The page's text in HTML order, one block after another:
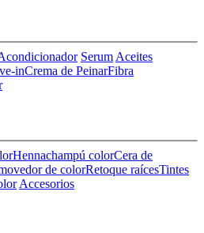
Serum Aceites
inCrema de PeinarFibra
Hennachampú colorCera de
de colorRetoque raícesTintes
Accesorios